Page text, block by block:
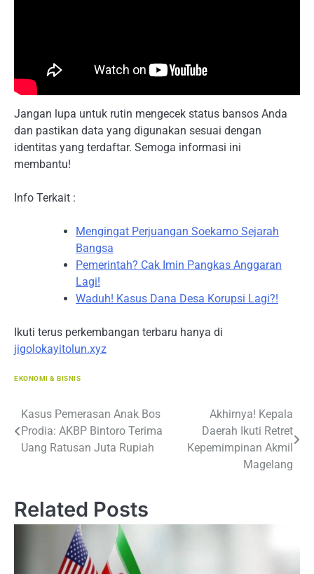
Jangan lupa untuk rutin mengecek status bansos Anda
dan pastikan data yang digunakan sesuai dengan
identitas yang terdaftar. Semoga informasi ini
membantu!
Info Terkait :
Mengingat Perjuangan Soekarno Sejarah
Bangsa
Pemerintah? Cak Imin Pangkas Anggaran
Lagi!
Waduh! Kasus Dana Desa Korupsi Lagi?!
Ikuti terus perkembangan terbaru hanya di
jigolokayitolun.xyz
EKONOMI & BISNIS
Navigasi
pos
Kasus Pemerasan Anak Bos
Prodia: AKBP Bintoro Terima
Uang Ratusan Juta Rupiah
Akhirnya! Kepala
Daerah Ikuti Retret
Kepemimpinan Akmil
Magelang
Related Posts